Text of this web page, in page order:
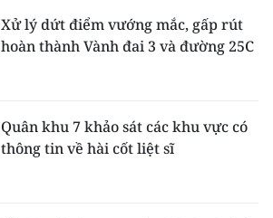
Xử lý dứt điểm vướng mắc, gấp rút
hoàn thành Vành đai 3 và đường 25C
Quân khu 7 khảo sát các khu vực có
thông tin về hài cốt liệt sĩ